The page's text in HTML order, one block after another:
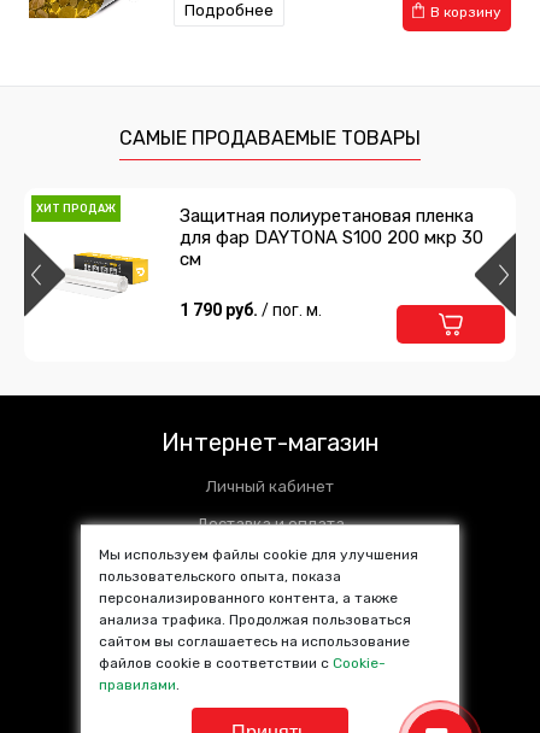
В корзину
Подробнее
САМЫЕ ПРОДАВАЕМЫЕ ТОВАРЫ
ХИТ ПРОДАЖ
Защитная полиуретановая пленка
для фар DAYTONA S100 200 мкр 30
см
1 790 руб. / пог. м.
Интернет-магазин
Личный кабинет
Доставка и оплата
Установочные центры
Контакты
SALE %
Популярные товары
Мы используем файлы cookie для улучшения
пользовательского опыта, показа
персонализированного контента, а также
анализа трафика. Продолжая пользоваться
сайтом вы соглашаетесь на использование
файлов cookie в соответствии сCookie-
правилами.